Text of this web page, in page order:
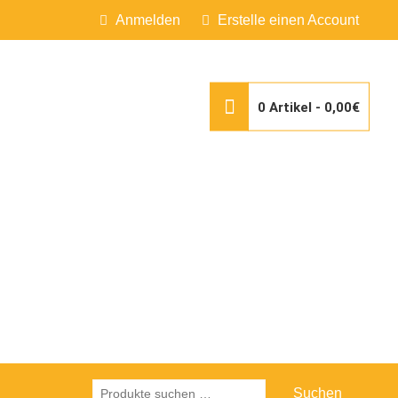
Anmelden Erstelle einen Account
0 Artikel - 0,00€
Suchen
Suchen